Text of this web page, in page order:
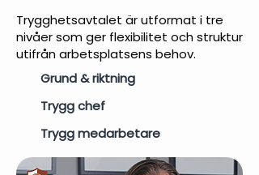
Trygghetsavtalet är utformat i tre
nivåer som ger flexibilitet och struktur
utifrån arbetsplatsens behov.
Grund & riktning
Trygg chef
Trygg medarbetare